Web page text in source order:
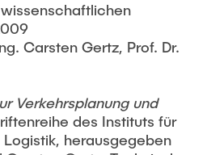
Carsten Gertz, Prof. Dr.
Verkehrsplanung und
des Instituts für
herausgegeben